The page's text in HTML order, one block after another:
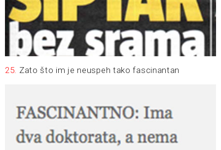
25. Zato što im je neuspeh tako fascinantan